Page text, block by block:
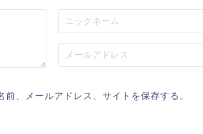
、メールアドレス、サイトを保存する。